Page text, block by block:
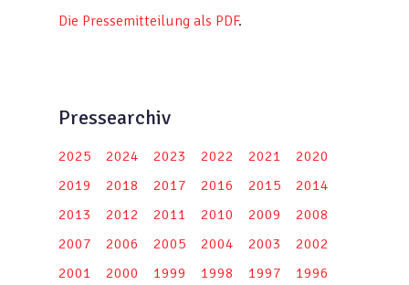
Die Pressemitteilung als PDF.
Pressearchiv
2025 2024 2023 2022 2021
2020
2019
2018 2017 2016 2015
2014
2013
2012 2011 2010 2009
2008
2007
2006 2005 2004 2003
2002
2001
2000 1999 1998 1997 1996